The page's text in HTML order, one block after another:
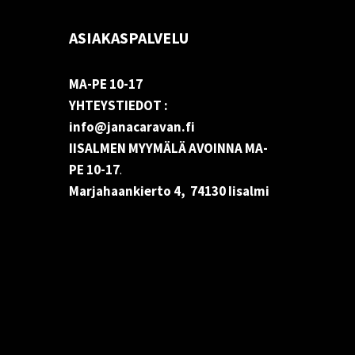
ASIAKASPALVELU
MA-PE 10-17
YHTEYSTIEDOT :
info@janacaravan.fi
IISALMEN MYYMÄLÄ AVOINNA MA-
PE 10-17.
Marjahaankierto 4, 74130 Iisalmi